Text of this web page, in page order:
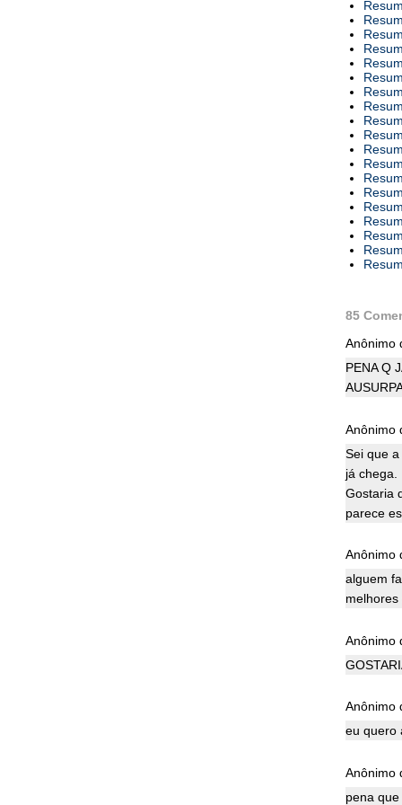
85
Anônimo
PENA Q
Anônimo
Sei que
já chega.
Gostaria
parece
Anônimo
alguem
melhores
Anônimo
Anônimo
eu quero
Anônimo
pena